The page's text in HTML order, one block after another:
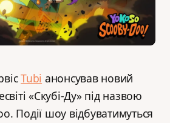
Tubi анонсував новий
«Скубі-Ду» під назвою
Події шоу відбуватимуться